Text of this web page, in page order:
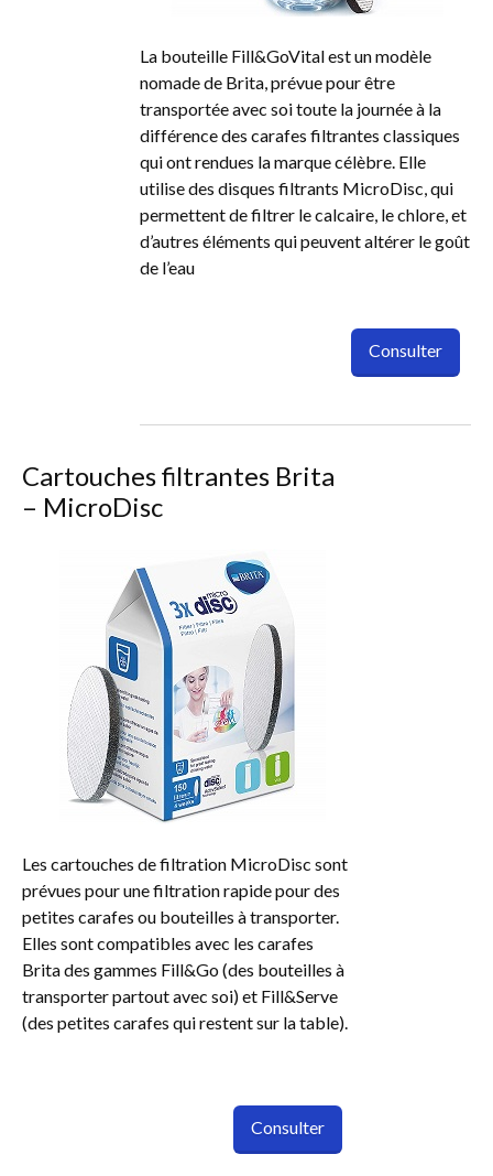
La bouteille Fill&GoVital est un modèle
nomade de Brita, prévue pour être
transportée avec soi toute la journée à la
différence des carafes filtrantes classiques
qui ont rendues la marque célèbre. Elle
utilise des disques filtrants MicroDisc, qui
permettent de filtrer le calcaire, le chlore, et
d’autres éléments qui peuvent altérer le goût
de l’eau
Consulter
Cartouches filtrantes Brita
– MicroDisc
Les cartouches de filtration MicroDisc sont
prévues pour une filtration rapide pour des
petites carafes ou bouteilles à transporter.
Elles sont compatibles avec les carafes
Brita des gammes Fill&Go (des bouteilles à
transporter partout avec soi) et Fill&Serve
(des petites carafes qui restent sur la table).
Consulter